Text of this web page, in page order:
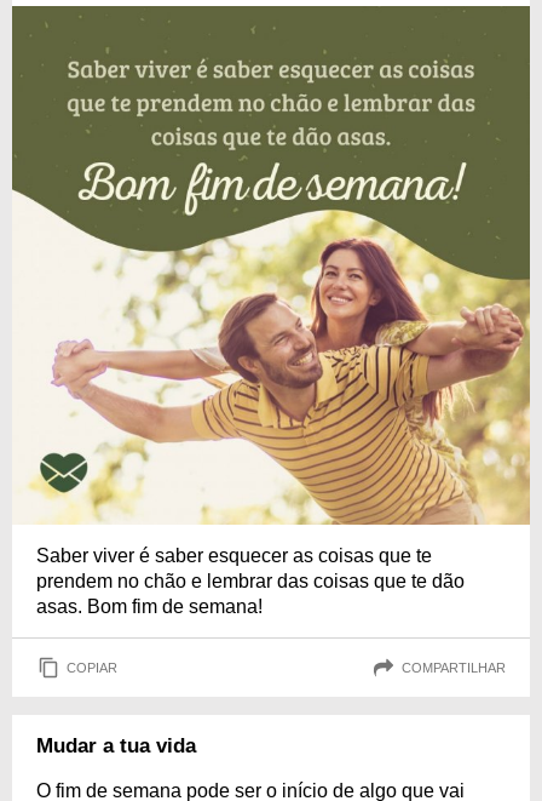
Saber viver é saber esquecer as coisas que te
prendem no chão e lembrar das coisas que te dão
asas. Bom fim de semana!
COPIAR COMPARTILHAR
Mudar a tua vida
O fim de semana pode ser o início de algo que vai